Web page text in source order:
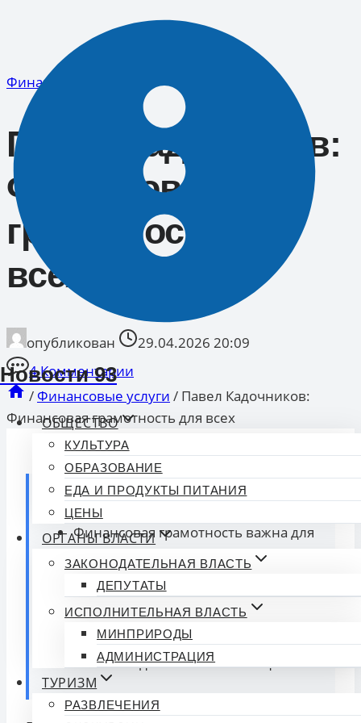
содержимому
Новости 93
ОБЩЕСТВО
КУЛЬТУРА
ОБРАЗОВАНИЕ
ЕДА И ПРОДУКТЫ ПИТАНИЯ
ЦЕНЫ
ОРГАНЫ ВЛАСТИ
ЗАКОНОДАТЕЛЬНАЯ ВЛАСТЬ
ДЕПУТАТЫ
ИСПОЛНИТЕЛЬНАЯ ВЛАСТЬ
МИНПРИРОДЫ
АДМИНИСТРАЦИЯ
ТУРИЗМ
РАЗВЛЕЧЕНИЯ
Финансовые услуги
Павел Кадочников:
Финансовая
грамотность для
всех
опубликован
29.04.2026 20:09
4 Комментарии
/ Финансовые услуги / Павел Кадочников:
Финансовая грамотность для всех
Коротко о главном:
Финансовая грамотность важна для
всех, не только для бухгалтеров.
Павел Кадочников настаивает на
необходимости повышения
финансовых знаний.
Уверенное управление финансами
помогает достигать личных целей.